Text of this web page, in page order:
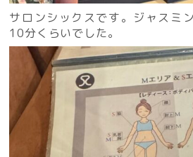
サロンシックスです。ジャスミ
10分くらいでした。